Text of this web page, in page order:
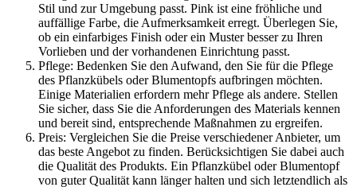
Stil und zur Umgebung passt. Pink ist eine fröhliche und
auffällige Farbe, die Aufmerksamkeit erregt. Überlegen Sie,
ob ein einfarbiges Finish oder ein Muster besser zu Ihren
Vorlieben und der vorhandenen Einrichtung passt.
Pflege: Bedenken Sie den Aufwand, den Sie für die Pflege
des Pflanzkübels oder Blumentopfs aufbringen möchten.
Einige Materialien erfordern mehr Pflege als andere. Stellen
Sie sicher, dass Sie die Anforderungen des Materials kennen
und bereit sind, entsprechende Maßnahmen zu ergreifen.
Preis: Vergleichen Sie die Preise verschiedener Anbieter, um
das beste Angebot zu finden. Berücksichtigen Sie dabei auch
die Qualität des Produkts. Ein Pflanzkübel oder Blumentopf
von guter Qualität kann länger halten und sich letztendlich als